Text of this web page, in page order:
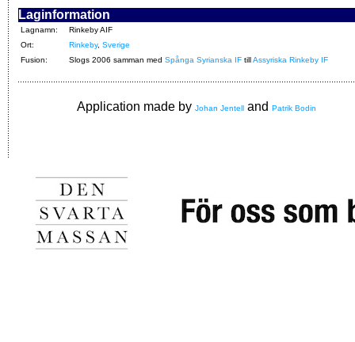
Laginformation
Lagnamn:
Rinkeby AIF
Ort:
Rinkeby, Sverige
Fusion:
Slogs 2006 samman med Spånga Syrianska IF tillAssyriska Rinkeby IF
Application made by Johan Jentell and Patrik Bodin